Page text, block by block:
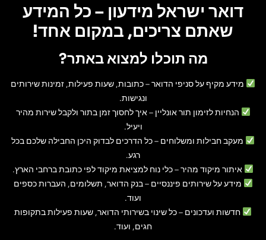
דואר ישראל מידעון – כל המידע
שאתם צריכים, במקום אחד!
מה תוכלו למצוא באתר?
מידע מקיף על סניפי הדואר– כתובות, שעות פעילות, זמינות שירותים
ונגישות.
הנחיות לזימון תור אונליין – איך לחסוך זמן בתור ולקבל שירות מהיר
ויעיל.
מעקב חבילות ומשלוחים – כל הדרכים לבדוק היכן החבילה שלכם בכל
רגע.
איתור מיקוד מהיר– כלי נוח למציאת מיקוד לפי כתובת ברחבי הארץ.
מידע על שירותים פיננסיים – בנק הדואר, תשלומים, העברות כספים
ועוד.
חדשות ועדכונים – כל שינוי בשירותי הדואר, שעות פעילות בתקופות
חגים, ועוד.